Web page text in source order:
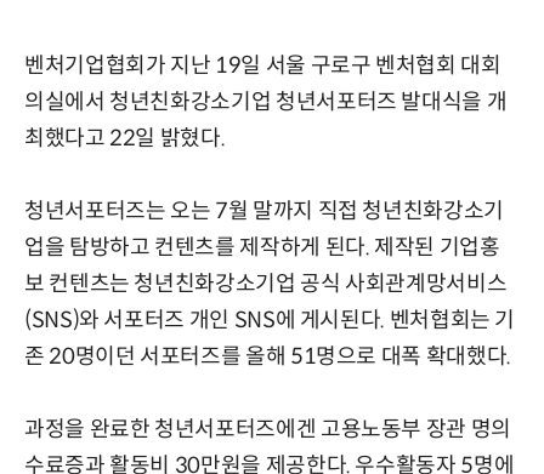
벤처기업협회가 지난 19일 서울 구로구 벤처협회 대회
의실에서 청년친화강소기업 청년서포터즈 발대식을 개
최했다고 22일 밝혔다.
청년서포터즈는 오는 7월 말까지 직접 청년친화강소기
업을 탐방하고 컨텐츠를 제작하게 된다. 제작된 기업홍
보 컨텐츠는 청년친화강소기업 공식 사회관계망서비스
(SNS)와 서포터즈 개인 SNS에 게시된다. 벤처협회는 기
존 20명이던 서포터즈를 올해 51명으로 대폭 확대했다.
과정을 완료한 청년서포터즈에겐 고용노동부 장관 명의
수료증과 활동비 30만원을 제공한다. 우수활동자 5명에